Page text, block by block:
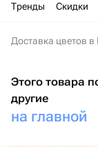
Тренды Скидки
Доставка цветов
Этого товара
другие
на главной